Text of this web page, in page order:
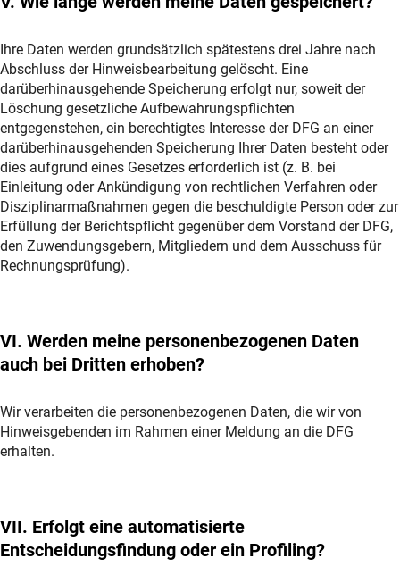
Ihre Daten werden grundsätzlich spätestens drei Jahre nach
Abschluss der Hinweisbearbeitung gelöscht. Eine
darüberhinausgehende Speicherung erfolgt nur, soweit der
Löschung gesetzliche Aufbewahrungspflichten
entgegenstehen, ein berechtigtes Interesse der DFG an einer
darüberhinausgehenden Speicherung Ihrer Daten besteht oder
dies aufgrund eines Gesetzes erforderlich ist (z. B. bei
Einleitung oder Ankündigung von rechtlichen Verfahren oder
Disziplinarmaßnahmen gegen die beschuldigte Person oder zur
Erfüllung der Berichtspflicht gegenüber dem Vorstand der DFG,
den Zuwendungsgebern, Mitgliedern und dem Ausschuss für
Rechnungsprüfung).
VI. Werden meine personenbezogenen Daten
auch bei Dritten erhoben?
Wir verarbeiten die personenbezogenen Daten, die wir von
Hinweisgebenden im Rahmen einer Meldung an die DFG
erhalten.
VII. Erfolgt eine automatisierte
Entscheidungsfindung oder ein Profiling?